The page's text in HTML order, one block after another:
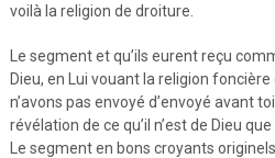
voilà la religion de droiture.
Le segment et qu’ils eurent reçu
Dieu, en Lui vouant la religion
n’avons pas envoyé d’envoyé avant
révélation de ce qu’il n’est de Dieu
Le segment en bons croyants